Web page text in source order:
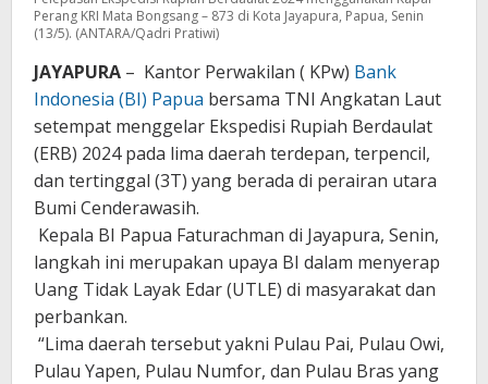
Perang KRI Mata Bongsang – 873 di Kota Jayapura, Papua, Senin
(13/5). (ANTARA/Qadri Pratiwi)
JAYAPURA – Kantor Perwakilan ( KPw) Bank
Indonesia (BI) Papua bersama TNI Angkatan Laut
setempat menggelar Ekspedisi Rupiah Berdaulat
(ERB) 2024 pada lima daerah terdepan, terpencil,
dan tertinggal (3T) yang berada di perairan utara
Bumi Cenderawasih.
Kepala BI Papua Faturachman di Jayapura, Senin,
langkah ini merupakan upaya BI dalam menyerap
Uang Tidak Layak Edar (UTLE) di masyarakat dan
perbankan.
“Lima daerah tersebut yakni Pulau Pai, Pulau Owi,
Pulau Yapen, Pulau Numfor, dan Pulau Bras yang